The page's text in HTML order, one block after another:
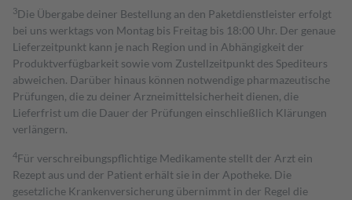
3Die Übergabe deiner Bestellung an den Paketdienstleister erfolgt
bei uns werktags von Montag bis Freitag bis 18:00 Uhr. Der genaue
Lieferzeitpunkt kann je nach Region und in Abhängigkeit der
Produktverfügbarkeit sowie vom Zustellzeitpunkt des Spediteurs
abweichen. Darüber hinaus können notwendige pharmazeutische
Prüfungen, die zu deiner Arzneimittelsicherheit dienen, die
Lieferfrist um die Dauer der Prüfungen einschließlich Klärungen
verlängern.
4Für verschreibungspflichtige Medikamente stellt der Arzt ein
Rezept aus und der Patient erhält sie in der Apotheke. Die
gesetzliche Krankenversicherung übernimmt in der Regel die